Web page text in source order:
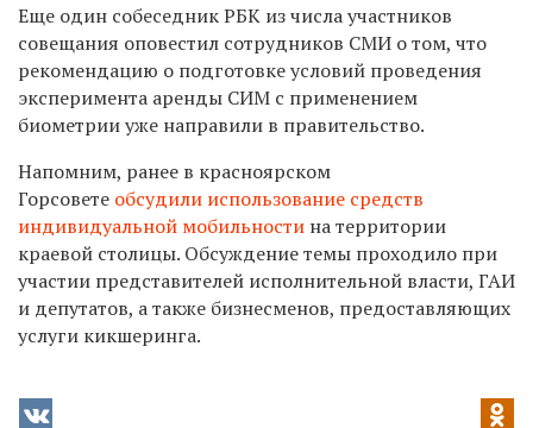
Еще один собеседник РБК из числа участников
совещания оповестил сотрудников СМИ о том, что
рекомендацию о подготовке условий проведения
эксперимента аренды СИМ с применением
биометрии уже направили в правительство.
Напомним, ранее в красноярском
Горсовете обсудили использование средств
индивидуальной мобильности на территории
краевой столицы. Обсуждение темы проходило при
участии представителей исполнительной власти, ГАИ
и депутатов, а также бизнесменов, предоставляющих
услуги кикшеринга.